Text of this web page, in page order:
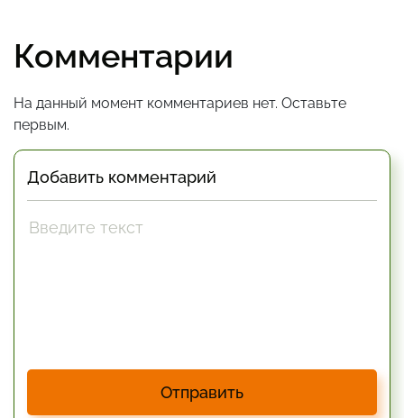
Комментарии
На данный момент комментариев нет. Оставьте
первым.
Добавить комментарий
Отправить